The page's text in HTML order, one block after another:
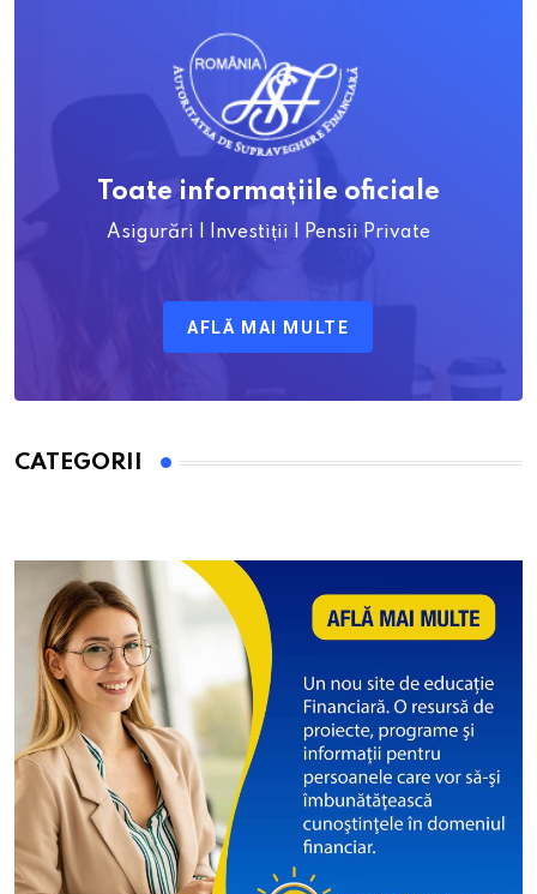
Toate informațiile oficiale
Asigurări | Investiții | Pensii Private
AFLĂ MAI MULTE
CATEGORII